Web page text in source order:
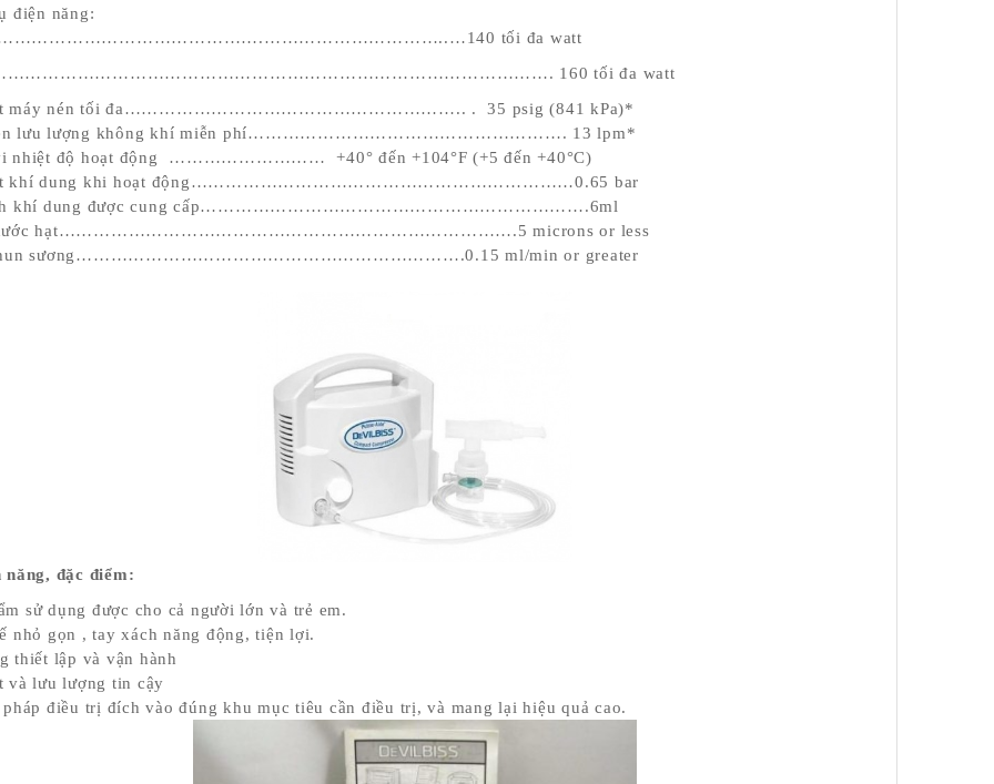
điện năng:
tối đa watt
160 tối đa watt
máy nén tối đa………………………………………………….. . 35 psig (841 kPa)*
lưu lượng không khí miễn phí………………………………………………. 13 lpm*
nhiệt độ hoạt động ……………………… +40° đến +104°F (+5 đến +40°C)
khí dung khi hoạt động…………………………………………………………0.65 bar
khí dung được cung cấp………………………………………………………….6ml
hạt…………………………………………………………………….5 microns or less
sương………………………………………………………….0.15 ml/min or greater
năng, đặc điểm:
sử dụng được cho cả người lớn và trẻ em.
nhỏ gọn , tay xách năng động, tiện lợi.
thiết lập và vận hành
và lưu lượng tin cậy
điều trị đích vào đúng khu mục tiêu cần điều trị, và mang lại hiệu quả cao.